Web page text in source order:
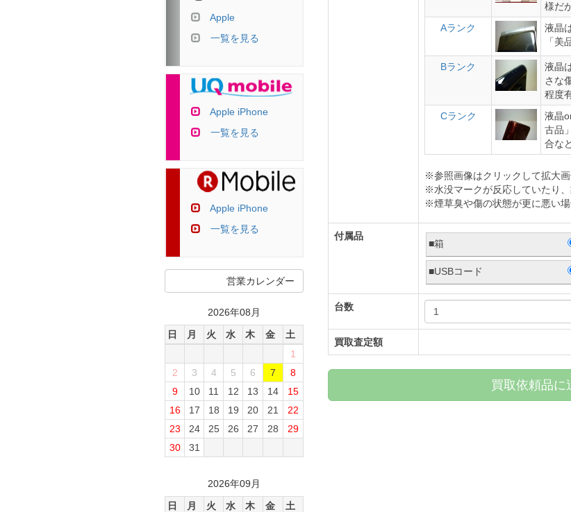
様だ
Aランク
液晶
「美
Bランク
液晶
さな
程度
Cランク
液晶
古品
合な
※参照画像はクリックして拡大画
※水没マークが反応していたり
※煙草臭や傷の状態が更に悪い場
付属品
■箱
■USBコード
台数
買取査定額
買取依頼品に
Apple
一覧を見る
Apple iPhone
一覧を見る
Apple iPhone
一覧を見る
営業カレンダー
2026年08月
日
月 火 水 木 金
土
1
2
3 4 5 6 7
8
9
10 11 12 13 14
15
16
17 18 19 20 21
22
23
24 25 26 27 28
29
30
31
2026年09月
日
月 火 水 木 金 土